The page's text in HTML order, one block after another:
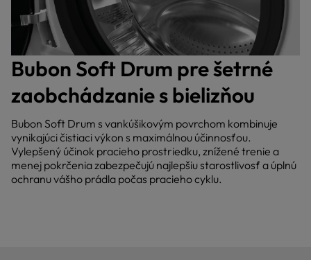
Bubon Soft Drum pre šetrné
zaobchádzanie s bielizňou
Bubon Soft Drum s vankúšikovým povrchom kombinuje
vynikajúci čistiaci výkon s maximálnou účinnosťou.
Vylepšený účinok pracieho prostriedku, znížené trenie a
menej pokrčenia zabezpečujú najlepšiu starostlivosť a úplnú
ochranu vášho prádla počas pracieho cyklu.